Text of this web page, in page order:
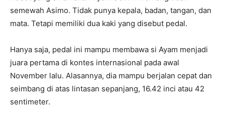
semewah Asimo. Tidak punya kepala, badan, tangan, dan
mata. Tetapi memiliki dua kaki yang disebut pedal.
Hanya saja, pedal ini mampu membawa si Ayam menjadi
juara pertama di kontes internasional pada awal
November lalu. Alasannya, dia mampu berjalan cepat dan
seimbang di atas lintasan sepanjang, 16.42 inci atau 42
sentimeter.